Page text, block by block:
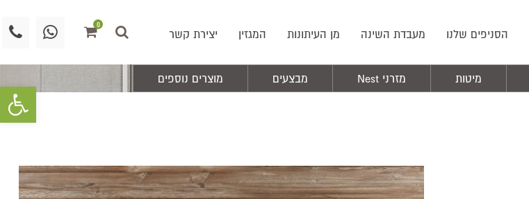
פתח
הסניפים שלנו מעבדת השינה מן העיתונות המגזין יצירת קשר
0
מיטות מזרני Nest מבצעים מוצרים נוספים